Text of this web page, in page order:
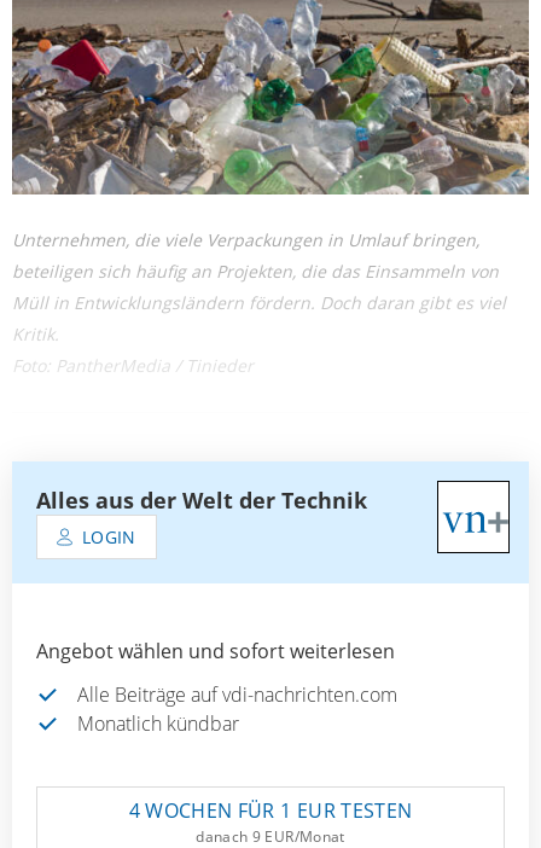
Unternehmen, die viele Verpackungen in Umlauf bringen,
beteiligen sich häufig an Projekten, die das Einsammeln von
Müll in Entwicklungsländern fördern. Doch daran gibt es viel
Kritik.
Foto: PantherMedia / Tinieder
Alles aus der Welt der Technik
LOGIN
Angebot wählen und sofort weiterlesen
Alle Beiträge auf vdi-nachrichten.com
Monatlich kündbar
4 WOCHEN FÜR 1 EUR TESTEN
danach 9 EUR/Monat